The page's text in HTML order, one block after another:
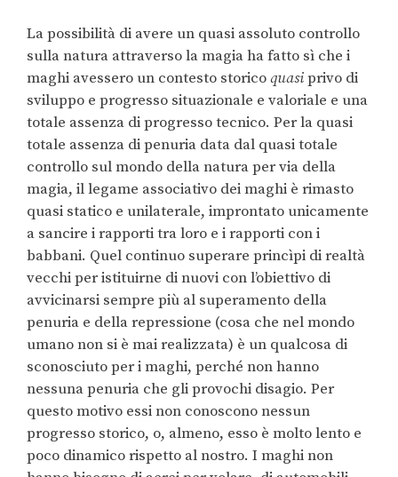
La possibilità di avere un quasi assoluto controllo
sulla natura attraverso la magia ha fatto sì che i
maghi avessero un contesto storicoquasiprivo di
sviluppo e progresso situazionale e valoriale e una
totale assenza di progresso tecnico. Per la quasi
totale assenza di penuria data dal quasi totale
controllo sul mondo della natura per via della
magia, il legame associativo dei maghi è rimasto
quasi statico e unilaterale, improntato unicamente
a sancire i rapporti tra loro e i rapporti con i
babbani. Quel continuo superare princìpi di realtà
vecchi per istituirne di nuovi con l’obiettivo di
avvicinarsi sempre più al superamento della
penuria e della repressione (cosa che nel mondo
umano non si è mai realizzata) è un qualcosa di
sconosciuto per i maghi, perché non hanno
nessuna penuria che gli provochi disagio. Per
questo motivo essi non conoscono nessun
progresso storico, o, almeno, esso è molto lento e
poco dinamico rispetto al nostro. I maghi non